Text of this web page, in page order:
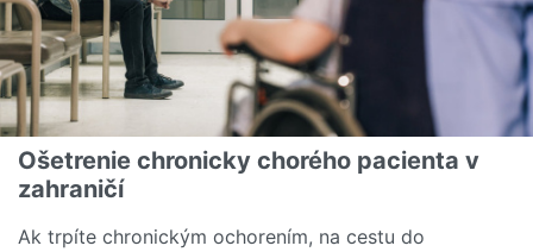
Ošetrenie chronicky chorého pacienta v
zahraničí
Ak trpíte chronickým ochorením, na cestu do